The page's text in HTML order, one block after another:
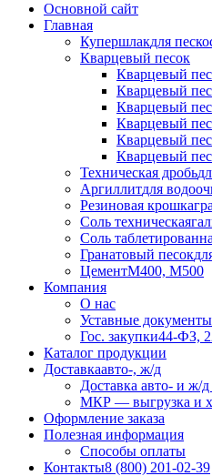
Основной сайт
Главная
Купершлакдля
Кварцевый песок
Кварцевый
Кварцевый
Кварцевый
Кварцевый
Кварцевый
Кварцевый
Техническая дробь
Аргиллитдля
Резиновая крошка
Соль техническая
Соль
Гранатовый песок
ЦементМ400, М500
Компания
О нас
Уставные документы
Гос. закупки44-ФЗ,
Каталог продукции
Доставкаавто-, ж/д
Доставка авто- и ж/
МКР — выгрузка и
Оформление заказа
Полезная информация
Способы оплаты
Контакты8 (800) 201-02-39